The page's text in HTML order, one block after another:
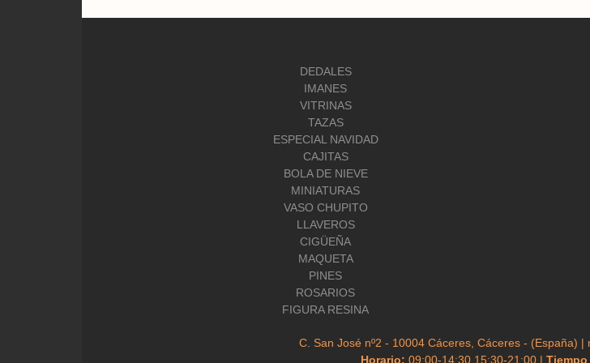
DEDALES
IMANES
VITRINAS
TAZAS
ESPECIAL NAVIDAD
CAJITAS
BOLA DE NIEVE
MINIATURAS
VASO CHUPITO
LLAVEROS
CIGÜEÑA
MAQUETA
PINES
ROSARIOS
FIGURA RESINA
C. San José nº2 - 10004 Cáceres, Cáceres - (España)
Horario:09:00-14:30 15:30-21:00 |